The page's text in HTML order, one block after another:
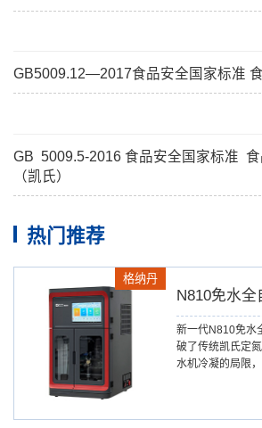
GB5009.12—2017食品安全国家标准
GB 5009.5-2016 食品安全国家标准
（凯氏）
热门推荐
格纳丹
N810免水
新一代N810免水
破了传统凯氏定
水机冷凝的局限
既提升了实验的